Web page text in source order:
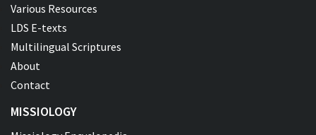
Various Resources
LDS E-texts
Multilingual Scriptures
About
Contact
MISSIOLOGY